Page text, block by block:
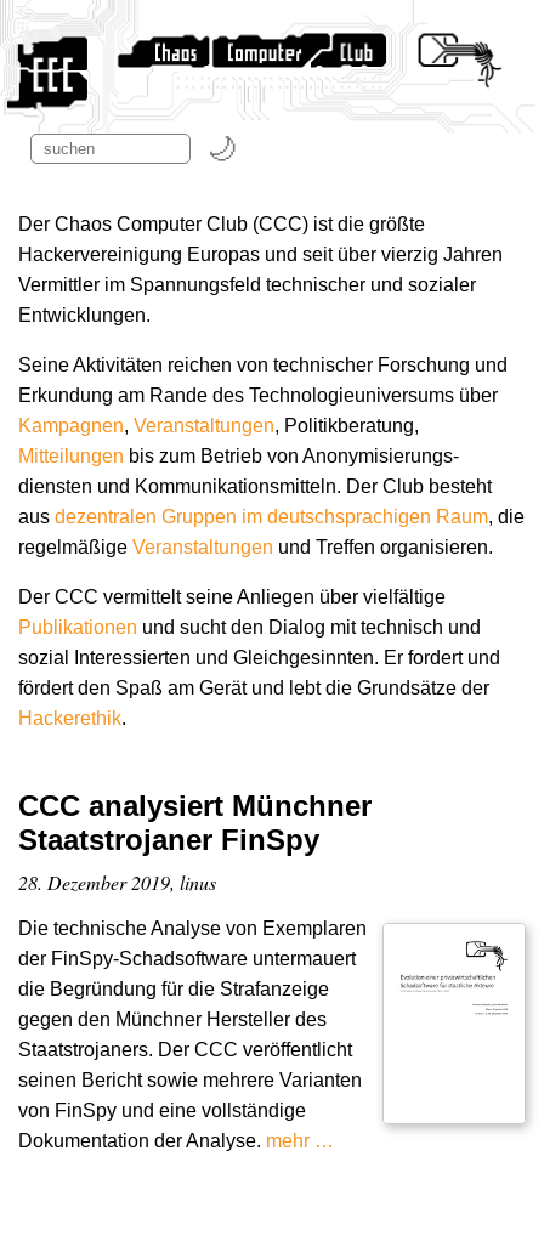
Der Chaos Computer Club (CCC) ist die größte
Hackervereinigung Europas und seit über vierzig Jahren
Vermittler im Spannungsfeld technischer und sozialer
Entwicklungen.
Seine Aktivitäten reichen von technischer Forschung und
Erkundung am Rande des Technologie­universums über
Kampagnen, Veranstaltungen, Politikberatung,
Mitteilungen bis zum Betrieb von Anonymisierungs­
diensten und Kommunikations­mitteln. Der Club besteht
aus dezentralen Gruppen im deutschsprachigen Raum, die
regelmäßige Veranstaltungen und Treffen organisieren.
Der CCC vermittelt seine Anliegen über vielfältige
Publikationen und sucht den Dialog mit technisch und
sozial Interessierten und Gleichgesinnten. Er fordert und
fördert den Spaß am Gerät und lebt die Grundsätze der
Hacker­ethik.
CCC analysiert Münchner
Staatstrojaner FinSpy
28. Dezember 2019, linus
Die technische Analyse von Exemplaren
der FinSpy-Schadsoftware untermauert
die Begründung für die Strafanzeige
gegen den Münchner Hersteller des
Staatstrojaners. Der CCC veröffentlicht
seinen Bericht sowie mehrere Varianten
von FinSpy und eine vollständige
Dokumentation der Analyse. mehr …